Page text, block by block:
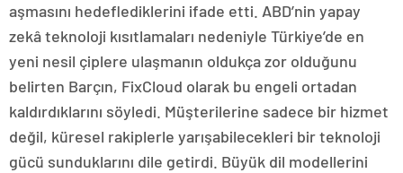
aşmasını hedeflediklerini ifade etti. ABD’nin yapay
zekâ teknoloji kısıtlamaları nedeniyle Türkiye’de en
yeni nesil çiplere ulaşmanın oldukça zor olduğunu
belirten Barçın, FixCloud olarak bu engeli ortadan
kaldırdıklarını söyledi. Müşterilerine sadece bir hizmet
değil, küresel rakiplerle yarışabilecekleri bir teknoloji
gücü sunduklarını dile getirdi. Büyük dil modellerini